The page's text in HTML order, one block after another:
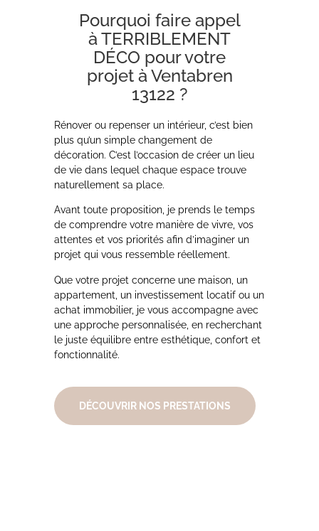
Pourquoi faire appel
à TERRIBLEMENT
DÉCO pour votre
projet à Ventabren
13122 ?
Rénover ou repenser un intérieur, c’est bien
plus qu’un simple changement de
décoration. C’est l’occasion de créer un lieu
de vie dans lequel chaque espace trouve
naturellement sa place.
Avant toute proposition, je prends le temps
de comprendre votre manière de vivre, vos
attentes et vos priorités afin d’imaginer un
projet qui vous ressemble réellement.
Que votre projet concerne une maison, un
appartement, un investissement locatif ou un
achat immobilier, je vous accompagne avec
une approche personnalisée, en recherchant
le juste équilibre entre esthétique, confort et
fonctionnalité.
DÉCOUVRIR NOS PRESTATIONS